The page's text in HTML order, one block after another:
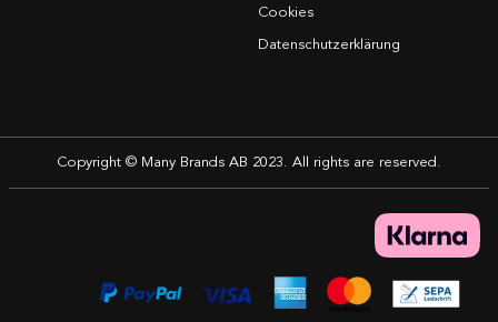
Cookies
Datenschutzerklärung
Copyright © Many Brands AB 2023. All rights are reserved.